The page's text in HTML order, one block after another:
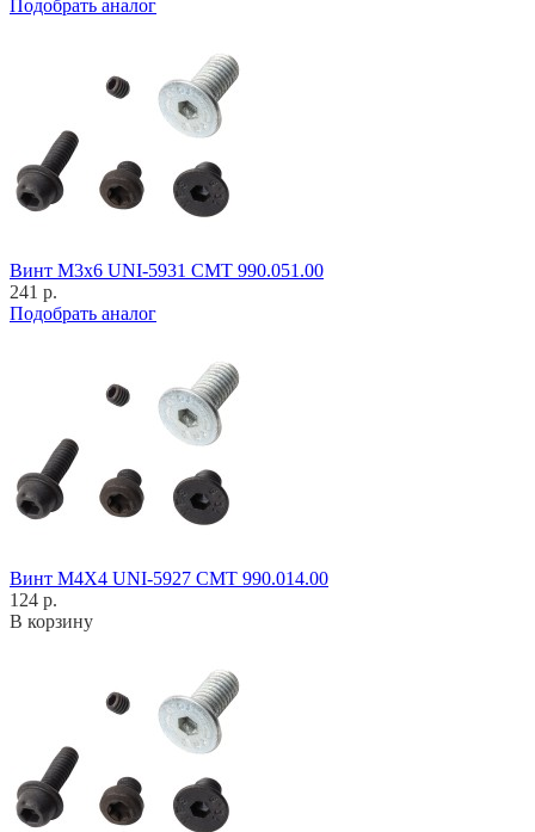
Подобрать аналог
Винт M3x6 UNI-5931 CMT 990.051.00
241 р.
Подобрать аналог
Винт M4X4 UNI-5927 CMT 990.014.00
124 р.
В корзину